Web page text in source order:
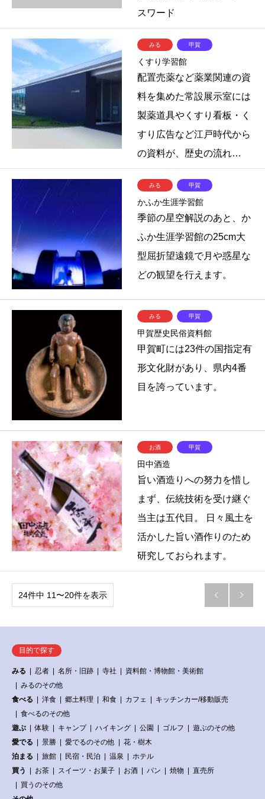
スワード
みる 甲賀
くすり学習館
配置売薬など薬業関連の資
料を集めた常設展示室には
製薬道具やくすり看板・く
すり広告など江戸時代から
の資料が、歴史の流れ…
みる 甲賀
かふか生涯学習館
季節の星空解説のあと、か
ふか生涯学習館の25cm大
型屈折望遠鏡で月や惑星な
どの観望を行えます。
みる 甲賀
甲賀歴史民俗資料館
甲賀町には23件の国指定有
形文化財があり、県内4番
目を誇っています。
お酒 甲賀
田中酒造
旨い酒造りへの努力を惜し
まず、伝統技術を受け継ぐ
当主は五代目。 日々風土を
活かした旨い酒作りのため
研究しておられます。
24件中 11〜20件を表示  
目的で探す
みる 忍者 名所・旧跡 寺社
資料館・博物館・美術館
みるのその他
食べる
洋食 郷土料理 和食 カフェ
キッチンカー/移動販売
食べるのその他
遊ぶ
体験 キャンプ ハイキング 公園 ゴルフ
遊ぶのその他
愛でる
景勝 愛でるのその他
花・樹木
泊まる
旅館 民宿・民泊 温泉
ホテル
買う
お茶 スイーツ・お菓子 お酒 パン 焼物
直売所
買うのその他